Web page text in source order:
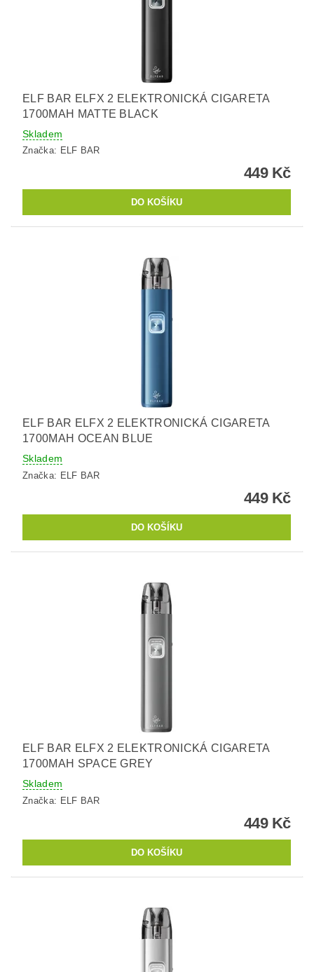
ELF BAR ELFX 2 ELEKTRONICKÁ CIGARETA
1700MAH MATTE BLACK
Skladem
Značka: ELF BAR
449 Kč
ELF BAR ELFX 2 ELEKTRONICKÁ CIGARETA
1700MAH OCEAN BLUE
Skladem
Značka: ELF BAR
449 Kč
ELF BAR ELFX 2 ELEKTRONICKÁ CIGARETA
1700MAH SPACE GREY
Skladem
Značka: ELF BAR
449 Kč